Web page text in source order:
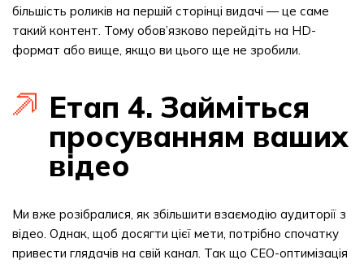
більшість роликів на першій сторінці видачі — це саме
такий контент. Тому обов’язково перейдіть на HD-
формат або вище, якщо ви цього ще не зробили.
Етап 4. Займіться
просуванням ваших
відео
Ми вже розібралися, як збільшити взаємодію аудиторії з
відео. Однак, щоб досягти цієї мети, потрібно спочатку
привести глядачів на свій канал. Так що СЕО-оптимізація